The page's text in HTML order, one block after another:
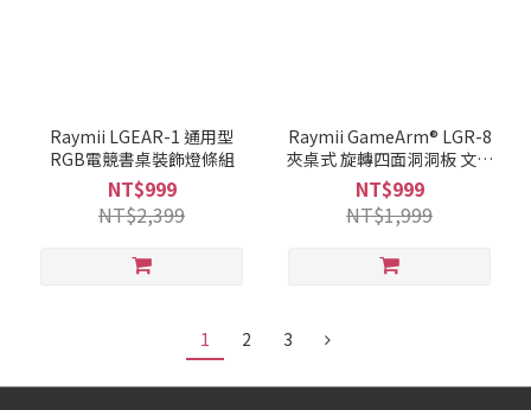
Raymii LGEAR-1 通用型
RGB電競書桌裝飾燈條組
NT$999
NT$2,399
Raymii GameArm® LGR-8
夾桌式 旋轉四面洞洞板 文具
收納立架 耳機掛架 遊戲手把
掛架 杯架
NT$999
NT$1,999
1 2 3